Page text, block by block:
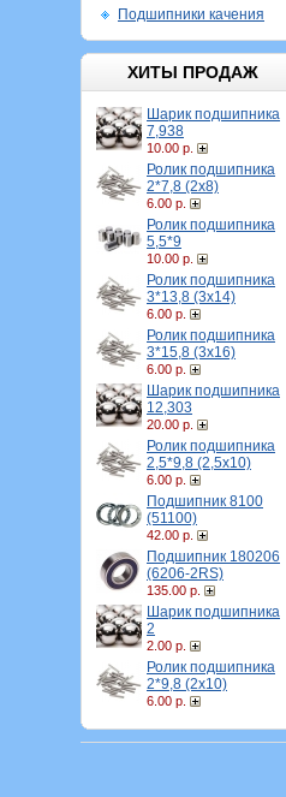
Подшипники качения
ХИТЫ ПРОДАЖ
Шарик подшипника
7,938
10.00 р.
Ролик подшипника
2*7,8 (2х8)
6.00 р.
Ролик подшипника
5,5*9
10.00 р.
Ролик подшипника
3*13,8 (3х14)
6.00 р.
Ролик подшипника
3*15,8 (3х16)
6.00 р.
Шарик подшипника
12,303
20.00 р.
Ролик подшипника
2,5*9,8 (2,5х10)
6.00 р.
Подшипник 8100
(51100)
42.00 р.
Подшипник 180206
(6206-2RS)
135.00 р.
Шарик подшипника
2
2.00 р.
Ролик подшипника
2*9,8 (2х10)
6.00 р.